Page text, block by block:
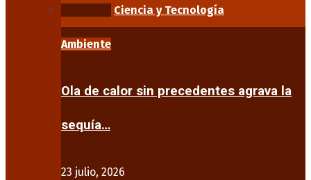
Ciencia y Tecnología
Ambiente
Ola de calor sin precedentes agrava la
sequía…
23 julio, 2026